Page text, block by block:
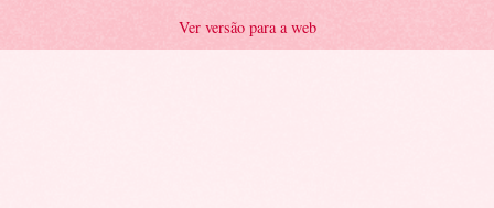
Ver versão para a web